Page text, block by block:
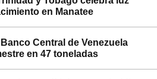
en Manatee
Central de Venezuela
en 47 toneladas